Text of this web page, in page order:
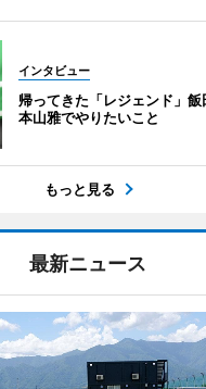
インタビュー
帰ってきた「レジェンド」
本山雅でやりたいこと
もっと見る
最新ニュース